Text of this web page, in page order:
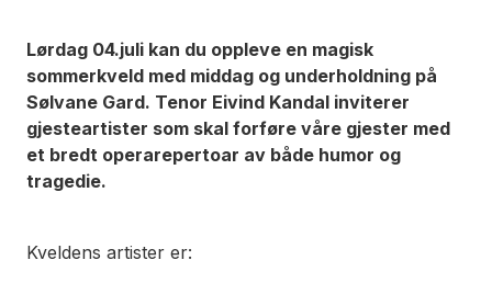
Lørdag 04.juli kan du oppleve en magisk
sommerkveld med middag og underholdning på
Sølvane Gard. Tenor Eivind Kandal inviterer
gjesteartister som skal forføre våre gjester med
et bredt operarepertoar av både humor og
tragedie.
Kveldens artister er: